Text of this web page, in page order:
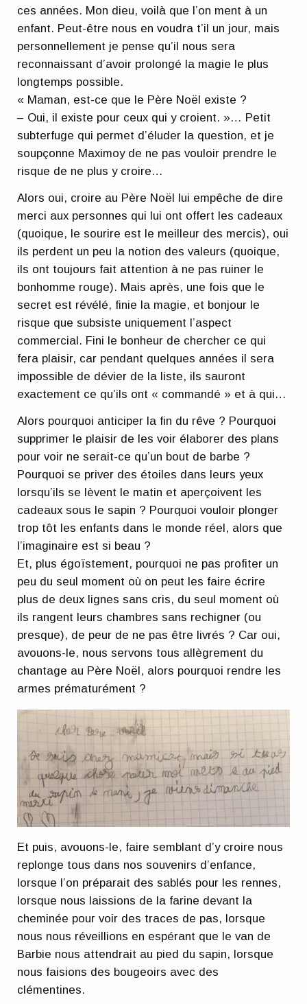
ces années. Mon dieu, voilà que l’on ment à un
enfant. Peut-être nous en voudra t’il un jour, mais
personnellement je pense qu’il nous sera
reconnaissant d’avoir prolongé la magie le plus
longtemps possible.
« Maman, est-ce que le Père Noël existe ?
– Oui, il existe pour ceux qui y croient. »… Petit
subterfuge qui permet d’éluder la question, et je
soupçonne Maximoy de ne pas vouloir prendre le
risque de ne plus y croire…
Alors oui, croire au Père Noël lui empêche de dire
merci aux personnes qui lui ont offert les cadeaux
(quoique, le sourire est le meilleur des mercis), oui
ils perdent un peu la notion des valeurs (quoique,
ils ont toujours fait attention à ne pas ruiner le
bonhomme rouge). Mais après, une fois que le
secret est révélé, finie la magie, et bonjour le
risque que subsiste uniquement l’aspect
commercial. Fini le bonheur de chercher ce qui
fera plaisir, car pendant quelques années il sera
impossible de dévier de la liste, ils sauront
exactement ce qu’ils ont « commandé » et à qui…
Alors pourquoi anticiper la fin du rêve ? Pourquoi
supprimer le plaisir de les voir élaborer des plans
pour voir ne serait-ce qu’un bout de barbe ?
Pourquoi se priver des étoiles dans leurs yeux
lorsqu’ils se lèvent le matin et aperçoivent les
cadeaux sous le sapin ? Pourquoi vouloir plonger
trop tôt les enfants dans le monde réel, alors que
l’imaginaire est si beau ?
Et, plus égoïstement, pourquoi ne pas profiter un
peu du seul moment où on peut les faire écrire
plus de deux lignes sans cris, du seul moment où
ils rangent leurs chambres sans rechigner (ou
presque), de peur de ne pas être livrés ? Car oui,
avouons-le, nous servons tous allègrement du
chantage au Père Noël, alors pourquoi rendre les
armes prématurément ?
Et puis, avouons-le, faire semblant d’y croire nous
replonge tous dans nos souvenirs d’enfance,
lorsque l’on préparait des sablés pour les rennes,
lorsque nous laissions de la farine devant la
cheminée pour voir des traces de pas, lorsque
nous nous réveillions en espérant que le van de
Barbie nous attendrait au pied du sapin, lorsque
nous faisions des bougeoirs avec des
clémentines.